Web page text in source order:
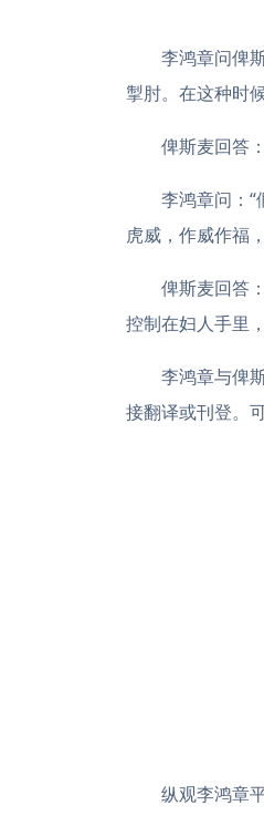
李鸿章问俾
掣肘。在这种时
俾斯麦回答
李鸿章问：
虎威，作威作福
俾斯麦回答
控制在妇人手里
李鸿章与俾
接翻译或刊登。
纵观李鸿章